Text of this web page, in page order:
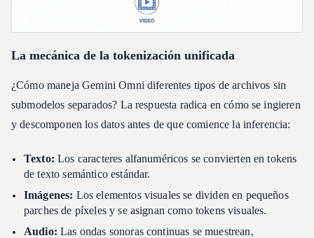
La mecánica de la tokenización unificada
¿Cómo maneja Gemini Omni diferentes tipos de archivos sin
submodelos separados? La respuesta radica en cómo se ingieren
y descomponen los datos antes de que comience la inferencia:
Texto: Los caracteres alfanuméricos se convierten en tokens
de texto semántico estándar.
Imágenes: Los elementos visuales se dividen en pequeños
parches de píxeles y se asignan como tokens visuales.
Audio: Las ondas sonoras continuas se muestrean,